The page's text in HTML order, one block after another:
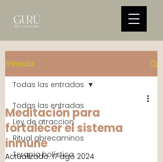
Entrada
Todas las entradas
Ley de atraccion
Ritual abrecaminos
Terapia holística
Todas las entradas
Meditación para
fortalecer el sistema
inmune
Actualizado:17 ago 2024